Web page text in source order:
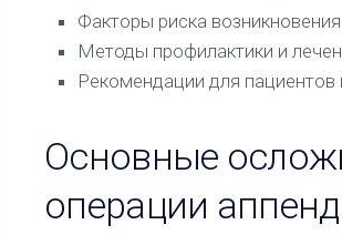
Факторы риска
Методы профилактики и
Рекомендации для
Основные
операции